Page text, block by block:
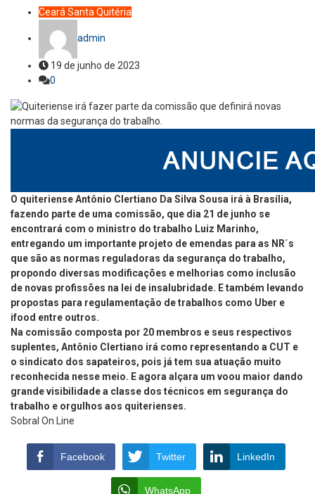
Ceará Santa Quitéria
admin
19 de junho de 2023
0
O quiteriense Antônio Clertiano Da Silva Sousa irá à Brasília,
fazendo parte de uma comissão, que dia 21 de junho se
encontrará com o ministro do trabalho Luiz Marinho,
entregando um importante projeto de emendas para as NR´s
que são as normas reguladoras da segurança do trabalho,
propondo diversas modificações e melhorias como inclusão
de novas profissões na lei de insalubridade. E também levando
propostas para regulamentação de trabalhos como Uber e
ifood entre outros.
Na comissão composta por 20 membros e seus respectivos
suplentes, Antônio Clertiano irá como representando a CUT e
o sindicato dos sapateiros, pois já tem sua atuação muito
reconhecida nesse meio. E agora alçara um voou maior dando
grande visibilidade a classe dos técnicos em segurança do
trabalho e orgulhos aos quiterienses.
Sobral On Line
Facebook Twitter LinkedIn
WhatsApp